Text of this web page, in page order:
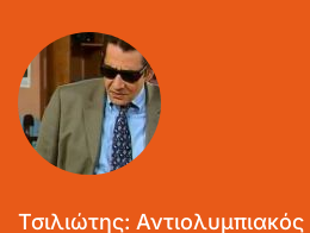
Τσιλιώτης: